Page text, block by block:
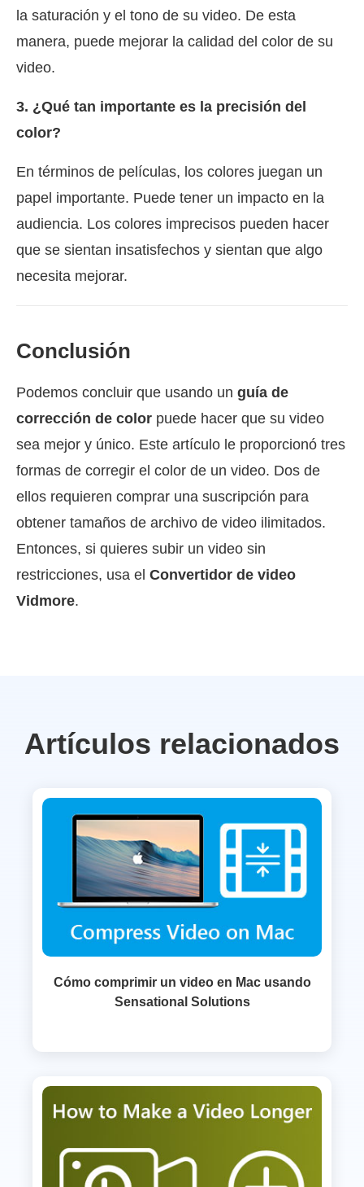
la saturación y el tono de su video. De esta
manera, puede mejorar la calidad del color de su
video.
3. ¿Qué tan importante es la precisión del
color?
En términos de películas, los colores juegan un
papel importante. Puede tener un impacto en la
audiencia. Los colores imprecisos pueden hacer
que se sientan insatisfechos y sientan que algo
necesita mejorar.
Conclusión
Podemos concluir que usando un guía de
corrección de color puede hacer que su video
sea mejor y único. Este artículo le proporcionó tres
formas de corregir el color de un video. Dos de
ellos requieren comprar una suscripción para
obtener tamaños de archivo de video ilimitados.
Entonces, si quieres subir un video sin
restricciones, usa el Convertidor de video
Vidmore.
Artículos relacionados
Cómo comprimir un video en Mac usando
Sensational Solutions